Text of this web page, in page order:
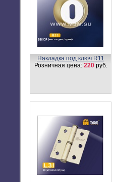
Накладка под ключ R11
Розничная цена: 220руб.